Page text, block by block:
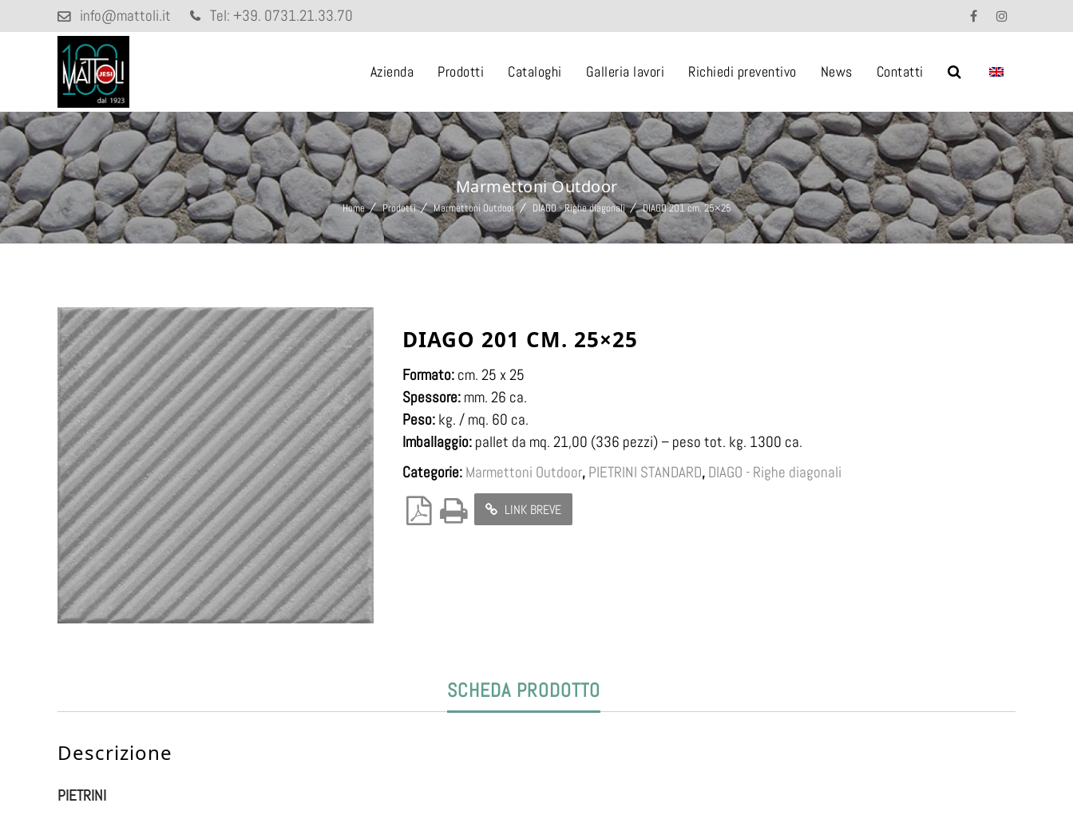
info@mattoli.it Tel: +39. 0731.21.33.70
Azienda Prodotti Cataloghi Galleria lavori Richiedi preventivo News Contatti
Marmettoni Outdoor
Home Prodotti Marmettoni Outdoor DIAGO - Righe diagonali DIAGO 201 cm. 25×25
DIAGO 201 CM. 25×25
Formato: cm. 25 x 25
Spessore: mm. 26 ca.
Peso: kg. / mq. 60 ca.
Imballaggio: pallet da mq. 21,00 (336 pezzi) – peso tot. kg. 1300 ca.
Categorie: Marmettoni Outdoor, PIETRINI STANDARD, DIAGO - Righe diagonali
LINK BREVE
SCHEDA PRODOTTO
Descrizione
PIETRINI